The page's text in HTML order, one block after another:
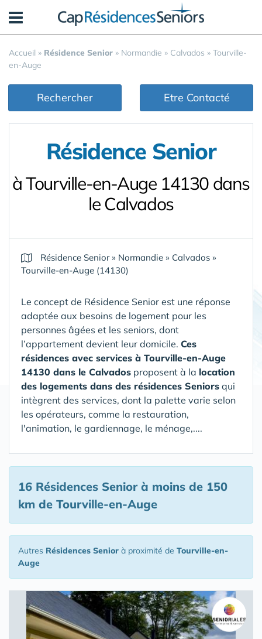
Accueil » Résidence Senior » Normandie » Calvados » Tourville-
en-Auge
Rechercher Etre Contacté
Résidence Senior
à Tourville-en-Auge 14130 dans
le Calvados
Résidence Senior» Normandie » Calvados »
Tourville-en-Auge (14130)
Le concept de Résidence Senior est une réponse
adaptée aux besoins de logement pour les
personnes âgées et les seniors, dont
l’appartement devient leur domicile. Ces
résidences avec services à Tourville-en-Auge
14130 dans le Calvados proposent à la location
des logements dans des résidences Seniors qui
intègrent des services, dont la palette varie selon
les opérateurs, comme la restauration,
l'animation, le gardiennage, le ménage,....
16 Résidences Seniorà moins de 150
km de Tourville-en-Auge
Autres Résidences Senior à proximité de Tourville-en-
Auge